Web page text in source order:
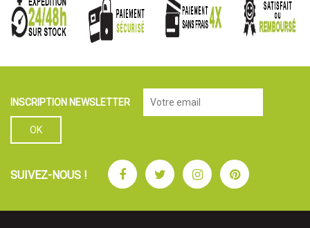
INSCRIPTION NEWSLETTER
SUIVEZ-NOUS ! FacebookTwitterInstagramPinterest